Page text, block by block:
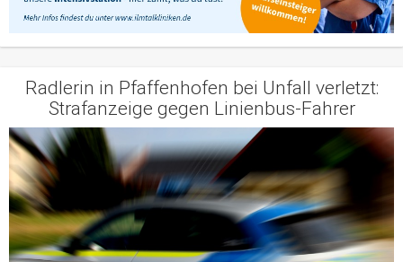
Radlerin in Pfaffenhofen bei Unfall verletzt:
Strafanzeige gegen Linienbus-Fahrer